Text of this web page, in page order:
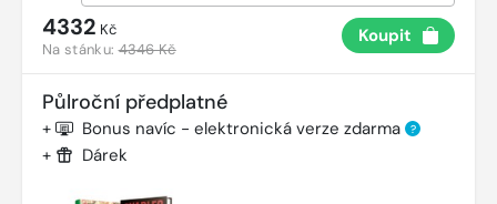
4332 Kč
Na stánku:4346 Kč
Koupit
Půlroční předplatné
+ Bonus navíc - elektronická verze zdarma ?
+ Dárek